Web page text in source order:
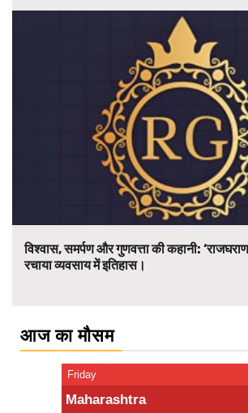
विश्वास, समर्पण और गुणवत्ता की कहानी:
रचाया व्यवसाय में इतिहास।
आज का मौसम
Friday
Maharashtra